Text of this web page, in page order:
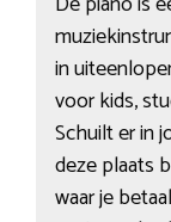
in
voor kids,
Schuilt er in
deze plaats
waar je